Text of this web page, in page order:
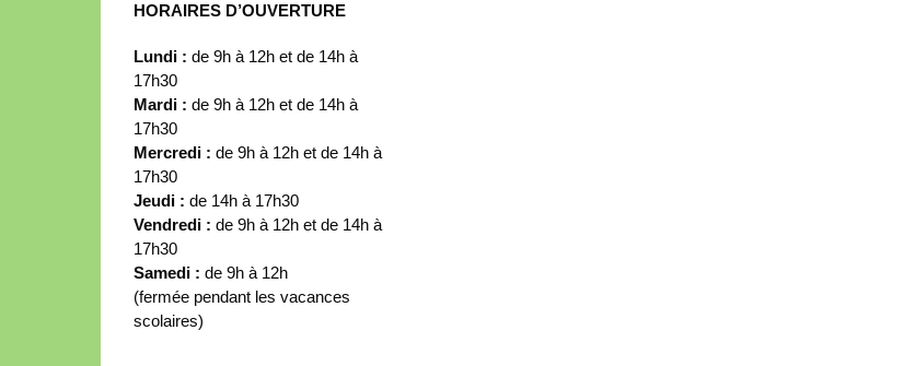
HORAIRES D’OUVERTURE
Lundi : de 9h à 12h et de 14h à
17h30
Mardi : de 9h à 12h et de 14h à
17h30
Mercredi : de 9h à 12h et de 14h à
17h30
Jeudi : de 14h à 17h30
Vendredi : de 9h à 12h et de 14h à
17h30
Samedi : de 9h à 12h
(fermée pendant les vacances
scolaires)